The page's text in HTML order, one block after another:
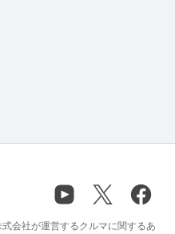
会社が運営するクルマに関するあ